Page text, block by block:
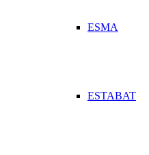
ESMA
ESTABAT